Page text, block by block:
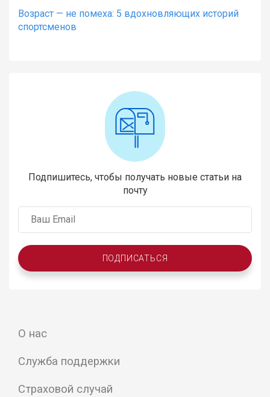
Возраст — не помеха: 5 вдохновляющих историй
спортсменов
Подпишитесь, чтобы получать новые статьи на
почту
ПОДПИСАТЬСЯ
О нас
Служба поддержки
Страховой случай